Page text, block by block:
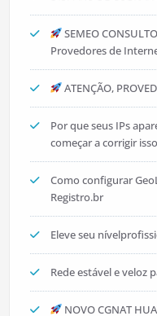
SEMEO
Provedores de
ATENÇÃO,
Por que seus IPs
começar a corrigir isso
Como configurar
Registro.br
Eleve seu
Rede estável e veloz
NOVO CGNAT